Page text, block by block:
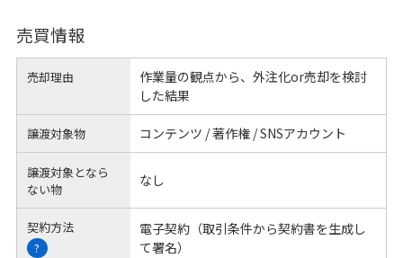
売買情報
売却理由
作業量の観点から、外注化or売却を検討
した結果
譲渡対象物 コンテンツ / 著作権 / SNSアカウント
譲渡対象となら
ない物
なし
契約方法
?
電子契約（取引条件から契約書を生成し
て署名）